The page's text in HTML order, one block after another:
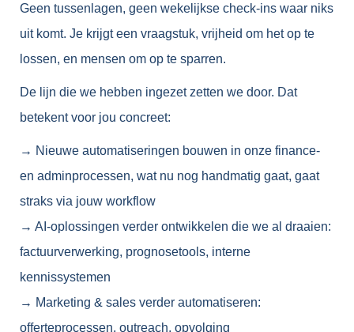
Geen tussenlagen, geen wekelijkse check-ins waar niks
uit komt. Je krijgt een vraagstuk, vrijheid om het op te
lossen, en mensen om op te sparren.
De lijn die we hebben ingezet zetten we door. Dat
betekent voor jou concreet:
→ Nieuwe automatiseringen bouwen in onze finance-
en adminprocessen, wat nu nog handmatig gaat, gaat
straks via jouw workflow
→ AI-oplossingen verder ontwikkelen die we al draaien:
factuurverwerking, prognosetools, interne
kennissystemen
→ Marketing & sales verder automatiseren:
offerteprocessen, outreach, opvolging